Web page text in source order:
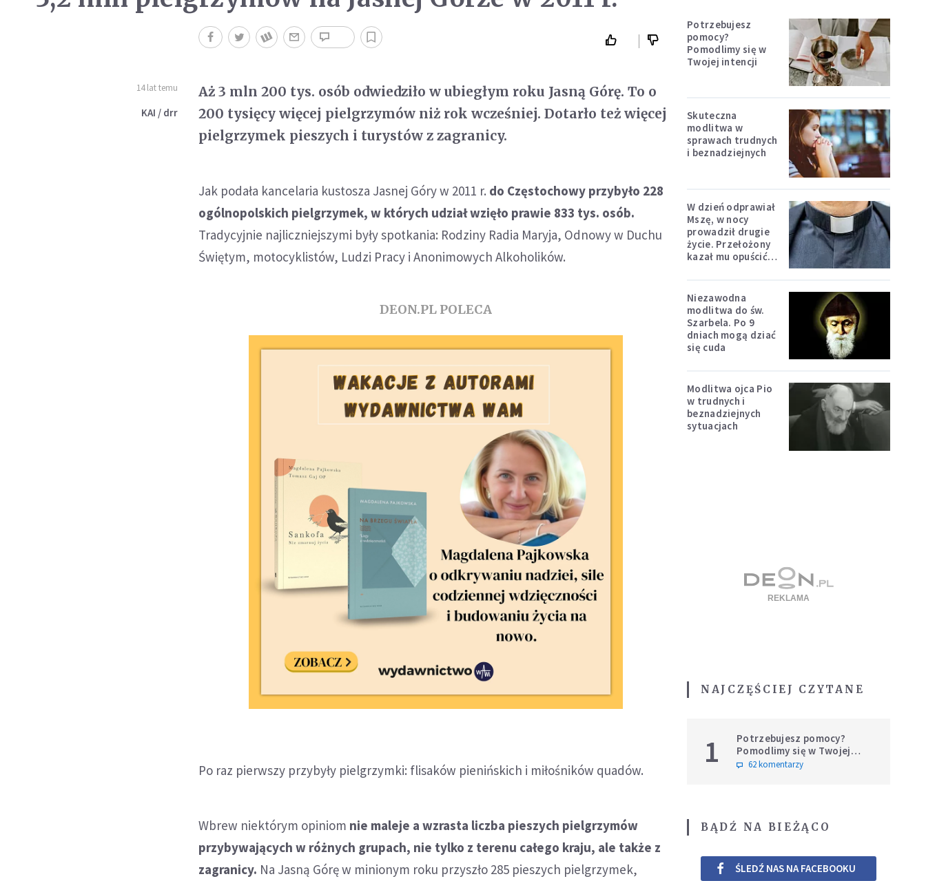
14 lat temu
KAI / drr
Aż 3 mln 200 tys. osób odwiedziło w ubiegłym roku Jasną Górę. To o
200 tysięcy więcej pielgrzymów niż rok wcześniej. Dotarło też więcej
pielgrzymek pieszych i turystów z zagranicy.
Jak podała kancelaria kustosza Jasnej Góry w 2011 r. do Częstochowy przybyło 228
ogólnopolskich pielgrzymek, w których udział wzięło prawie 833 tys. osób.
Tradycyjnie najliczniejszymi były spotkania: Rodziny Radia Maryja, Odnowy w Duchu
Świętym, motocyklistów, Ludzi Pracy i Anonimowych Alkoholików.
DEON.PL POLECA
Po raz pierwszy przybyły pielgrzymki: flisaków pienińskich i miłośników quadów.
Wbrew niektórym opiniom nie maleje a wzrasta liczba pieszych pielgrzymów
przybywających w różnych grupach, nie tylko z terenu całego kraju, ale także z
zagranicy. Na Jasną Górę w minionym roku przyszło 285 pieszych pielgrzymek,
Potrzebujesz
pomocy?
Pomodlimy się w
Twojej intencji
Skuteczna
modlitwa w
sprawach trudnych
i beznadziejnych
W dzień odprawiał
Mszę, w nocy
prowadził drugie
życie. Przełożony
kazał mu opuścić
Niezawodna
modlitwa do św.
Szarbela. Po 9
dniach mogą dziać
się cuda
Modlitwa ojca Pio
w trudnych i
beznadziejnych
sytuacjach
NAJCZĘŚCIEJ CZYTANE
1
Potrzebujesz pomocy?
Pomodlimy się w Twojej
intencji
62 komentarzy
BĄDŹ NA BIEŻĄCO
ŚLEDŹ NAS NA FACEBOOKU